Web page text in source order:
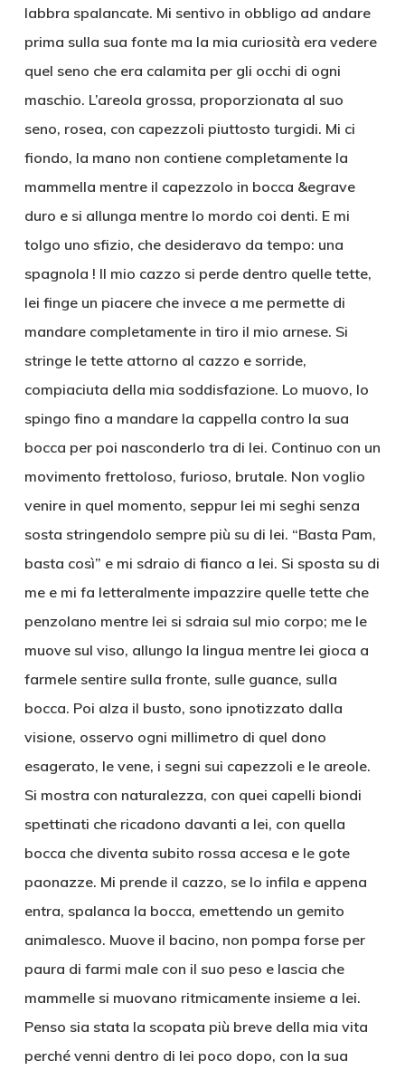
labbra spalancate. Mi sentivo in obbligo ad andare
prima sulla sua fonte ma la mia curiosità era vedere
quel seno che era calamita per gli occhi di ogni
maschio. L’areola grossa, proporzionata al suo
seno, rosea, con capezzoli piuttosto turgidi. Mi ci
fiondo, la mano non contiene completamente la
mammella mentre il capezzolo in bocca &egrave
duro e si allunga mentre lo mordo coi denti. E mi
tolgo uno sfizio, che desideravo da tempo: una
spagnola ! Il mio cazzo si perde dentro quelle tette,
lei finge un piacere che invece a me permette di
mandare completamente in tiro il mio arnese. Si
stringe le tette attorno al cazzo e sorride,
compiaciuta della mia soddisfazione. Lo muovo, lo
spingo fino a mandare la cappella contro la sua
bocca per poi nasconderlo tra di lei. Continuo con un
movimento frettoloso, furioso, brutale. Non voglio
venire in quel momento, seppur lei mi seghi senza
sosta stringendolo sempre più su di lei. “Basta Pam,
basta così” e mi sdraio di fianco a lei. Si sposta su di
me e mi fa letteralmente impazzire quelle tette che
penzolano mentre lei si sdraia sul mio corpo; me le
muove sul viso, allungo la lingua mentre lei gioca a
farmele sentire sulla fronte, sulle guance, sulla
bocca. Poi alza il busto, sono ipnotizzato dalla
visione, osservo ogni millimetro di quel dono
esagerato, le vene, i segni sui capezzoli e le areole.
Si mostra con naturalezza, con quei capelli biondi
spettinati che ricadono davanti a lei, con quella
bocca che diventa subito rossa accesa e le gote
paonazze. Mi prende il cazzo, se lo infila e appena
entra, spalanca la bocca, emettendo un gemito
animalesco. Muove il bacino, non pompa forse per
paura di farmi male con il suo peso e lascia che
mammelle si muovano ritmicamente insieme a lei.
Penso sia stata la scopata più breve della mia vita
perché venni dentro di lei poco dopo, con la sua